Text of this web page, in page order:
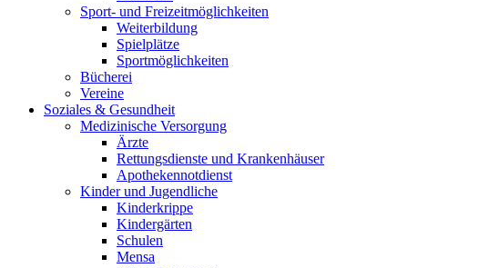
Sport- und Freizeitmöglichkeiten
Weiterbildung
Spielplätze
Sportmöglichkeiten
Bücherei
Vereine
Soziales & Gesundheit
Medizinische Versorgung
Ärzte
Rettungsdienste und Krankenhäuser
Apothekennotdienst
Kinder und Jugendliche
Kinderkrippe
Kindergärten
Schulen
Mensa